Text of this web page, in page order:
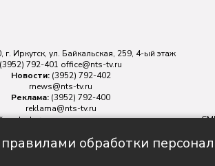
обработки
г. Иркутск, ул. Байкальская, 259, 4-ый этаж
(3952) 792-401 office@nts-tv.ru
Новости: (3952) 792-402
rnews@nts-tv.ru
Реклама: (3952) 792-400
reklama@nts-tv.ru
nts-tv.ru размещаются в том числе материалы
ИА "НТС" Иштулкин Евгений Александрович16+